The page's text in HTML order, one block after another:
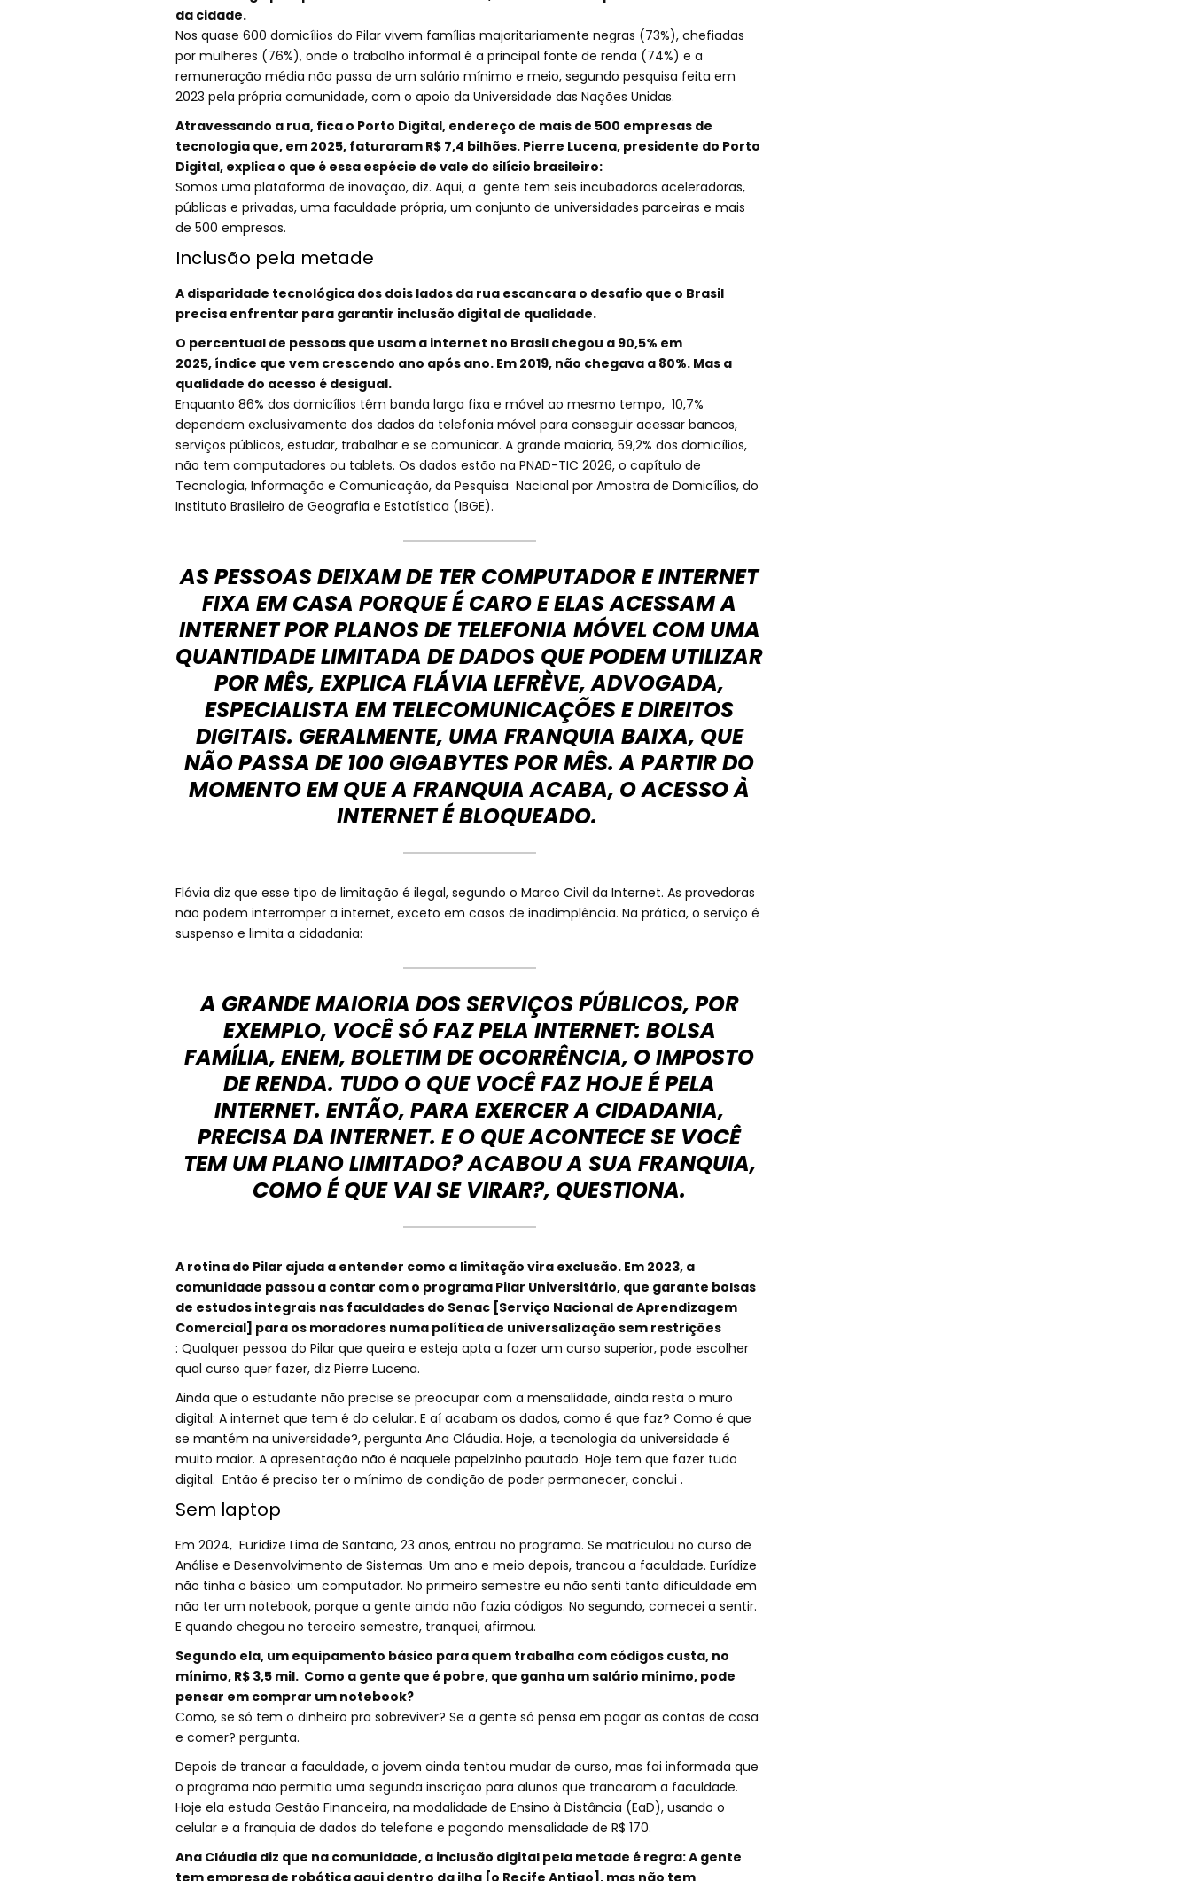
da cidade.
Nos quase 600 domicílios do Pilar vivem famílias majoritariamente negras (73%), chefiadas
por mulheres (76%), onde o trabalho informal é a principal fonte de renda (74%) e a
remuneração média não passa de um salário mínimo e meio, segundo pesquisa feita em
2023 pela própria comunidade, com o apoio da Universidade das Nações Unidas.
Atravessando a rua, fica o Porto Digital, endereço de mais de 500 empresas de
tecnologia que, em 2025, faturaram R$ 7,4 bilhões. Pierre Lucena, presidente do Porto
Digital, explica o que é essa espécie de vale do silício brasileiro:
Somos uma plataforma de inovação, diz. Aqui, a gente tem seis incubadoras aceleradoras,
públicas e privadas, uma faculdade própria, um conjunto de universidades parceiras e mais
de 500 empresas.
Inclusão pela metade
A disparidade tecnológica dos dois lados da rua escancara o desafio que o Brasil
precisa enfrentar para garantir inclusão digital de qualidade.
O percentual de pessoas que usam a internet no Brasil chegou a 90,5% em
2025, índice que vem crescendo ano após ano. Em 2019, não chegava a 80%. Mas a
qualidade do acesso é desigual.
Enquanto 86% dos domicílios têm banda larga fixa e móvel ao mesmo tempo, 10,7%
dependem exclusivamente dos dados da telefonia móvel para conseguir acessar bancos,
serviços públicos, estudar, trabalhar e se comunicar. A grande maioria, 59,2% dos domicílios,
não tem computadores ou tablets. Os dados estão na PNAD-TIC 2026, o capítulo de
Tecnologia, Informação e Comunicação, da Pesquisa Nacional por Amostra de Domicílios, do
Instituto Brasileiro de Geografia e Estatística (IBGE).
AS PESSOAS DEIXAM DE TER COMPUTADOR E INTERNET
FIXA EM CASA PORQUE É CARO E ELAS ACESSAM A
INTERNET POR PLANOS DE TELEFONIA MÓVEL COM UMA
QUANTIDADE LIMITADA DE DADOS QUE PODEM UTILIZAR
POR MÊS, EXPLICA FLÁVIA LEFRÈVE, ADVOGADA,
ESPECIALISTA EM TELECOMUNICAÇÕES E DIREITOS
DIGITAIS. GERALMENTE, UMA FRANQUIA BAIXA, QUE
NÃO PASSA DE 100 GIGABYTES POR MÊS. A PARTIR DO
MOMENTO EM QUE A FRANQUIA ACABA, O ACESSO À
INTERNET É BLOQUEADO.
Flávia diz que esse tipo de limitação é ilegal, segundo o Marco Civil da Internet. As provedoras
não podem interromper a internet, exceto em casos de inadimplência. Na prática, o serviço é
suspenso e limita a cidadania:
A GRANDE MAIORIA DOS SERVIÇOS PÚBLICOS, POR
EXEMPLO, VOCÊ SÓ FAZ PELA INTERNET: BOLSA
FAMÍLIA, ENEM, BOLETIM DE OCORRÊNCIA, O IMPOSTO
DE RENDA. TUDO O QUE VOCÊ FAZ HOJE É PELA
INTERNET. ENTÃO, PARA EXERCER A CIDADANIA,
PRECISA DA INTERNET. E O QUE ACONTECE SE VOCÊ
TEM UM PLANO LIMITADO? ACABOU A SUA FRANQUIA,
COMO É QUE VAI SE VIRAR?, QUESTIONA.
A rotina do Pilar ajuda a entender como a limitação vira exclusão. Em 2023, a
comunidade passou a contar com o programa Pilar Universitário, que garante bolsas
de estudos integrais nas faculdades do Senac [Serviço Nacional de Aprendizagem
Comercial] para os moradores numa política de universalização sem restrições
: Qualquer pessoa do Pilar que queira e esteja apta a fazer um curso superior, pode escolher
qual curso quer fazer, diz Pierre Lucena.
Ainda que o estudante não precise se preocupar com a mensalidade, ainda resta o muro
digital: A internet que tem é do celular. E aí acabam os dados, como é que faz? Como é que
se mantém na universidade?, pergunta Ana Cláudia. Hoje, a tecnologia da universidade é
muito maior. A apresentação não é naquele papelzinho pautado. Hoje tem que fazer tudo
digital. Então é preciso ter o mínimo de condição de poder permanecer, conclui .
Sem laptop
Em 2024, Eurídize Lima de Santana, 23 anos, entrou no programa. Se matriculou no curso de
Análise e Desenvolvimento de Sistemas. Um ano e meio depois, trancou a faculdade. Eurídize
não tinha o básico: um computador. No primeiro semestre eu não senti tanta dificuldade em
não ter um notebook, porque a gente ainda não fazia códigos. No segundo, comecei a sentir.
E quando chegou no terceiro semestre, tranquei, afirmou.
Segundo ela, um equipamento básico para quem trabalha com códigos custa, no
mínimo, R$ 3,5 mil. Como a gente que é pobre, que ganha um salário mínimo, pode
pensar em comprar um notebook?
Como, se só tem o dinheiro pra sobreviver? Se a gente só pensa em pagar as contas de casa
e comer? pergunta.
Depois de trancar a faculdade, a jovem ainda tentou mudar de curso, mas foi informada que
o programa não permitia uma segunda inscrição para alunos que trancaram a faculdade.
Hoje ela estuda Gestão Financeira, na modalidade de Ensino à Distância (EaD), usando o
celular e a franquia de dados do telefone e pagando mensalidade de R$ 170.
Ana Cláudia diz que na comunidade, a inclusão digital pela metade é regra: A gente